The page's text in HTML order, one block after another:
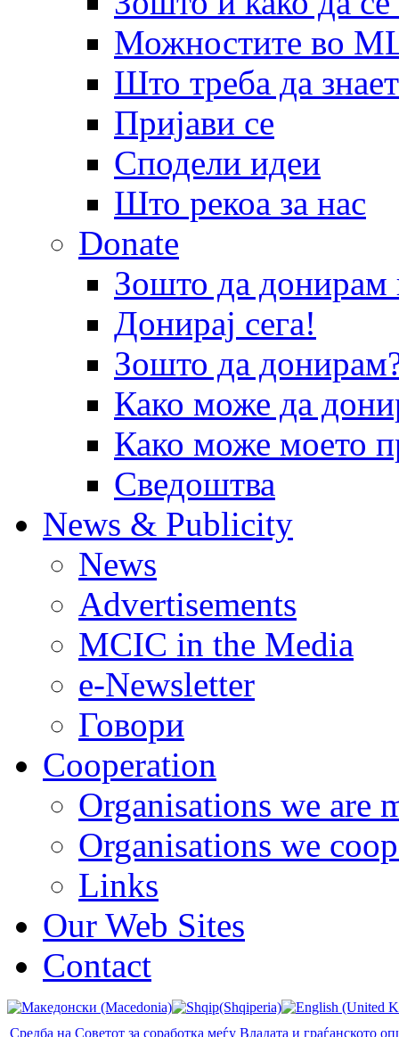
Можностите во
Што треба да
Пријави се
Сподели идеи
Што рекоа за нас
Donate
Зошто да
Донирај сега!
Зошто да
Како може да
Како може моето
Сведоштва
News & Publicity
News
Advertisements
MCIC in the Media
e-Newsletter
Говори
Cooperation
Organisations we are
Organisations we
Links
Our Web Sites
Contact
Средба на Советот за соработка меѓу Владата и граѓанското